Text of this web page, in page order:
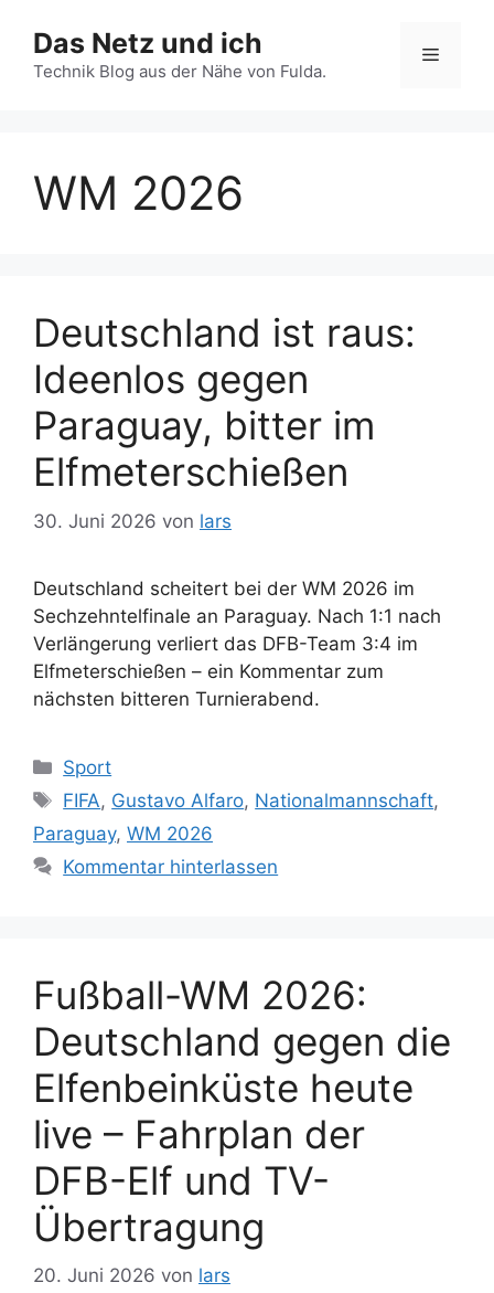
Inhalt
springen
Das Netz und ich
Technik Blog aus der Nähe von Fulda.
Menü
WM 2026
Deutschland ist raus:
Ideenlos gegen
Paraguay, bitter im
Elfmeterschießen
30. Juni 2026 von lars
Deutschland scheitert bei der WM 2026 im
Sechzehntelfinale an Paraguay. Nach 1:1 nach
Verlängerung verliert das DFB-Team 3:4 im
Elfmeterschießen – ein Kommentar zum
nächsten bitteren Turnierabend.
Kategorien
Sport
Schlagwörter
FIFA, Gustavo Alfaro, Nationalmannschaft,
Paraguay, WM 2026
Kommentar hinterlassen
Fußball-WM 2026:
Deutschland gegen die
Elfenbeinküste heute
live – Fahrplan der
DFB-Elf und TV-
Übertragung
20. Juni 2026 von lars